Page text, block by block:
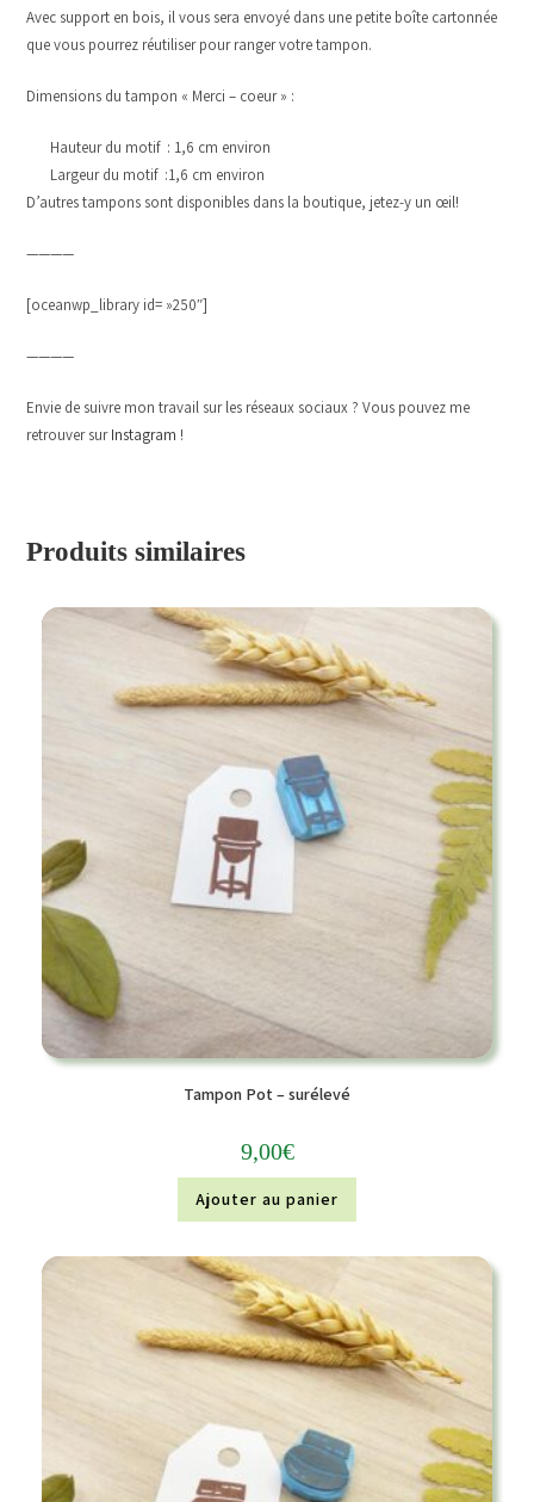
Avec support en bois, il vous sera envoyé dans une petite boîte cartonnée
que vous pourrez réutiliser pour ranger votre tampon.
Dimensions du tampon « Merci – coeur » :
Hauteur du motif : 1,6 cm environ
Largeur du motif :1,6 cm environ
D’autres tampons sont disponibles dans la boutique, jetez-y un œil!
————
[oceanwp_library id= »250″]
————
Envie de suivre mon travail sur les réseaux sociaux ? Vous pouvez me
retrouver surInstagram !
Produits similaires
Tampon Pot – surélevé
9,00€
Ajouter au panier